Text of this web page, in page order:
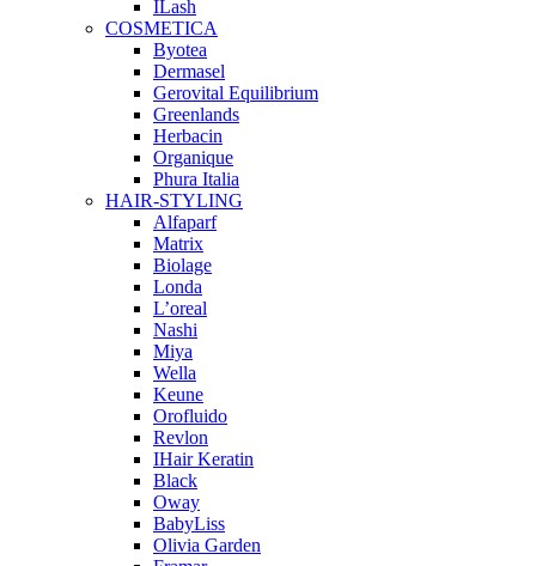
ILash
COSMETICA
Byotea
Dermasel
Gerovital Equilibrium
Greenlands
Herbacin
Organique
Phura Italia
HAIR-STYLING
Alfaparf
Matrix
Biolage
Londa
L’oreal
Nashi
Miya
Wella
Keune
Orofluido
Revlon
IHair Keratin
Black
Oway
BabyLiss
Olivia Garden